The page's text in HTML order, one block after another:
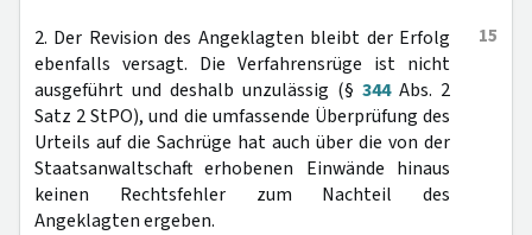
15
2. Der Revision des Angeklagten bleibt der Erfolg
ebenfalls versagt. Die Verfahrensrüge ist nicht
ausgeführt und deshalb unzulässig (§ 344Abs. 2
Satz 2 StPO), und die umfassende Überprüfung des
Urteils auf die Sachrüge hat auch über die von der
Staatsanwaltschaft erhobenen Einwände hinaus
keinen Rechtsfehler zum Nachteil des
Angeklagten ergeben.